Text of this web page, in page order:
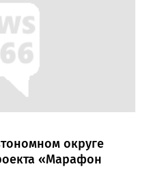
округе
«Марафон